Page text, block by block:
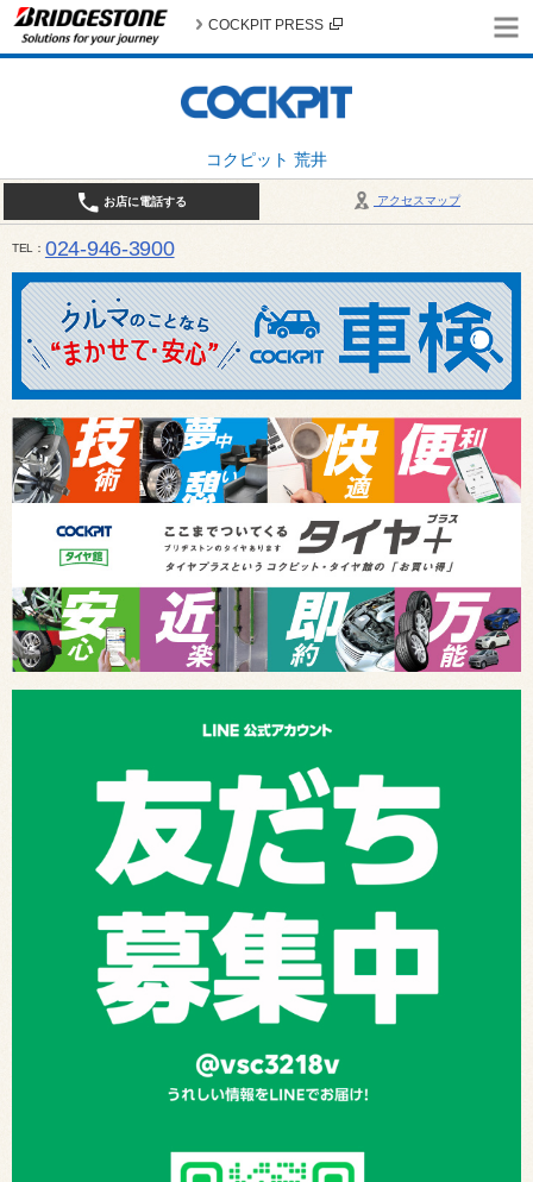
コクピット 荒井
COCKPIT PRESS
アクセスマップ
お店に電話する
TEL 024-946-3900
平日 9:30～19:00 日・祝日 9:30～18:00 / 定休日：毎週火曜日・繁忙期（4月・12月）を除
ご確認ください。